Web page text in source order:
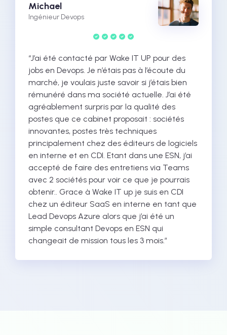
Michael
Ingénieur Devops
“J’ai été contacté par Wake IT UP pour des
jobs en Devops. Je n’étais pas à l’écoute du
marché, je voulais juste savoir si j’étais bien
rémunéré dans ma société actuelle. J’ai été
agréablement surpris par la qualité des
postes que ce cabinet proposait : sociétés
innovantes, postes très techniques
principalement chez des éditeurs de logiciels
en interne et en CDI. Etant dans une ESN, j’ai
accepté de faire des entretiens via Teams
avec 2 sociétés pour voir ce que je pourrais
obtenir.. Grace à Wake IT up je suis en CDI
chez un éditeur SaaS en interne en tant que
Lead Devops Azure alors que j’ai été un
simple consultant Devops en ESN qui
changeait de mission tous les 3 mois.”